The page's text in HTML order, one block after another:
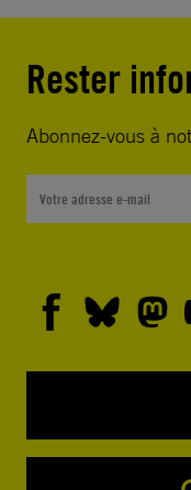
Rester
Abonnez-vous à